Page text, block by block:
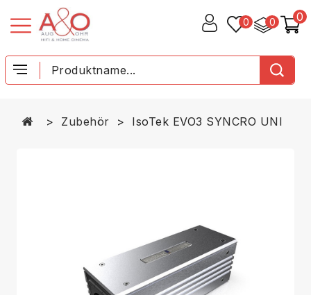
0
0
0
Zubehör IsoTek EVO3 SYNCRO UNI